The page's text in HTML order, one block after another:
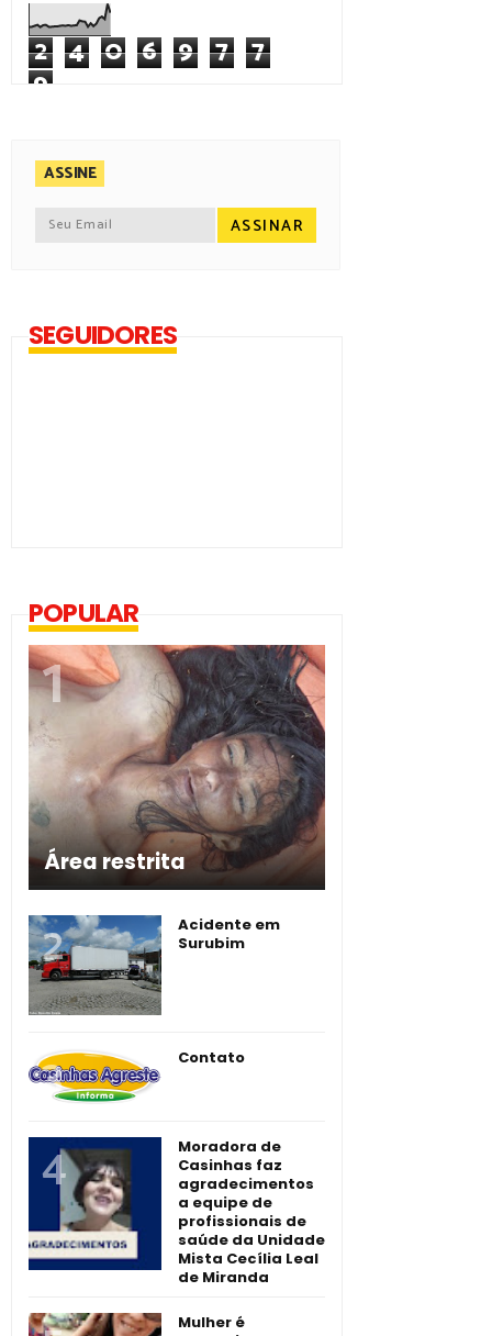
2 4 0 6 9 7 7
9
ASSINE
SEGUIDORES
POPULAR
Área restrita
Acidente em
Surubim
Contato
Moradora de
Casinhas faz
agradecimentos
a equipe de
profissionais de
saúde da Unidade
Mista Cecília Leal
de Miranda
Mulher é